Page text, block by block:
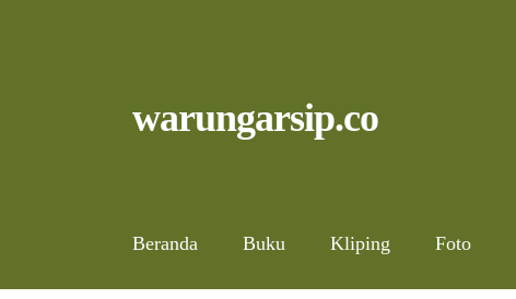
to
to
warungarsip.co
Beranda Buku Kliping Foto